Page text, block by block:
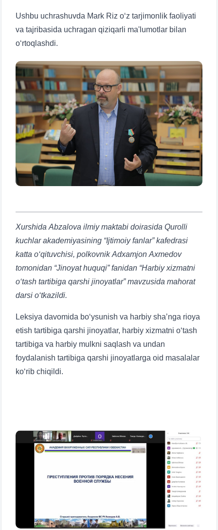
Ushbu uchrashuvda Mark Riz o‘z tarjimonlik faoliyati
va tajribasida uchragan qiziqarli ma'lumotlar bilan
o‘rtoqlashdi.
Xurshida Abzalova ilmiy maktabi doirasida Qurolli
kuchlar akademiyasining “Ijtimoiy fanlar” kafedrasi
katta o‘qituvchisi, polkovnik Adxamjon Axmedov
tomonidan “Jinoyat huquqi” fanidan “Harbiy xizmatni
o‘tash tartibiga qarshi jinoyatlar” mavzusida mahorat
darsi o‘tkazildi.
Leksiya davomida bo‘ysunish va harbiy shaʼnga rioya
etish tartibiga qarshi jinoyatlar, harbiy xizmatni o‘tash
tartibiga va harbiy mulkni saqlash va undan
foydalanish tartibiga qarshi jinoyatlarga oid masalalar
ko‘rib chiqildi.